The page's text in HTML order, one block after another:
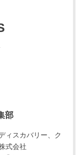
部
ィスカバリー、ク
式会社